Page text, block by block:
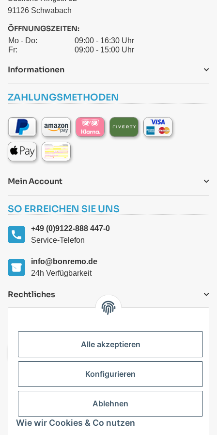
91126 Schwabach
ÖFFNUNGSZEITEN:
Mo - Do:
09:00 - 16:30 Uhr
Fr:
09:00 - 15:00 Uhr
Informationen
ZAHLUNGSMETHODEN
Mein Account
SO ERREICHEN SIE UNS
+49 (0)9122-888 447-0
Service-Telefon
info@bonremo.de
24h Verfügbarkeit
Rechtliches
Vertrag widerrufen
Alle akzeptieren
Konfigurieren
Ablehnen
Wie wir Cookies & Co nutzen